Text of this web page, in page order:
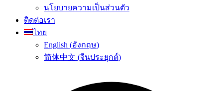
นโยบายความเป็นส่วนตัว
ติดต่อเรา
ไทย
English (อังกฤษ)
简体中文 (จีนประยุกต์)